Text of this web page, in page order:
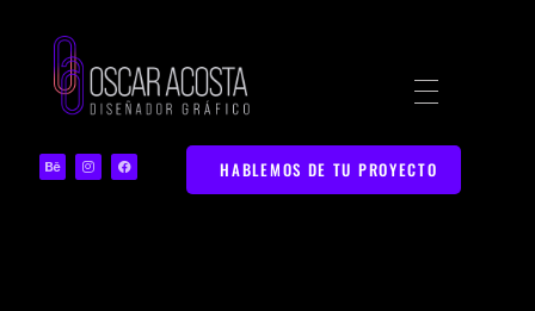
Diseñador Gráfico | Portafolio Web Creativo
Portafolio de Diseño Gráfico y Marketing Digital en Bucaramanga
HABLEMOS DE TU PROYECTO